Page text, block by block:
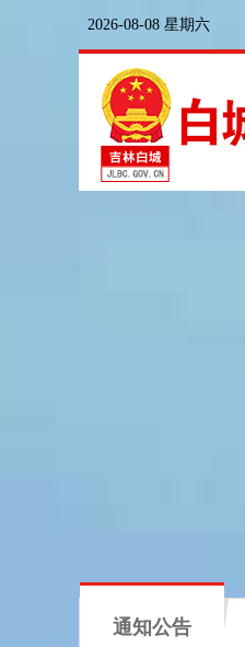
2026-08-08 星期六
通知公告